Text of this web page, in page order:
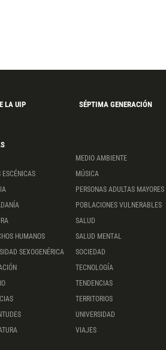
LA UIP SÉPTIMA GENERACIÓN
ESCÉNICAS
HUMANOS
SEXOGENÉRICA
MEDIO AMBIENTE
MÚSICA
PERSONAS ADULTAS MAYORES
POBLACIONES VULNERABLES
SALUD
SALUD MENTAL
SOCIEDAD
TECNOLOGÍA
TENDENCIAS
TERRITORIOS
UNIVERSIDAD
VIAJES